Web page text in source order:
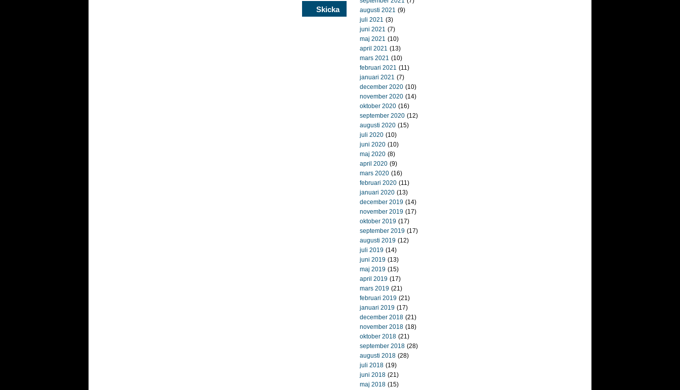
augusti 2021 (9)
juli 2021 (3)
juni 2021 (7)
maj 2021 (10)
april 2021 (13)
mars 2021 (10)
februari 2021 (11)
januari 2021 (7)
december 2020 (10)
november 2020 (14)
oktober 2020 (16)
september 2020 (12)
augusti 2020 (15)
juli 2020 (10)
juni 2020 (10)
maj 2020 (8)
april 2020 (9)
mars 2020 (16)
februari 2020 (11)
januari 2020 (13)
december 2019 (14)
november 2019 (17)
oktober 2019 (17)
september 2019 (17)
augusti 2019 (12)
juli 2019 (14)
juni 2019 (13)
maj 2019 (15)
april 2019 (17)
mars 2019 (21)
februari 2019 (21)
januari 2019 (17)
december 2018 (21)
november 2018 (18)
oktober 2018 (21)
september 2018 (28)
augusti 2018 (28)
juli 2018 (19)
juni 2018 (21)
maj 2018 (15)